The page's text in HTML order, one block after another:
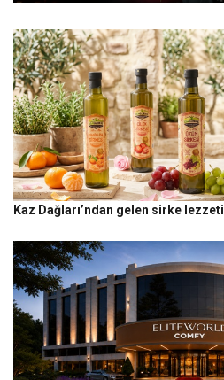
Kaz Dağları’ndan gelen sirke lezzeti